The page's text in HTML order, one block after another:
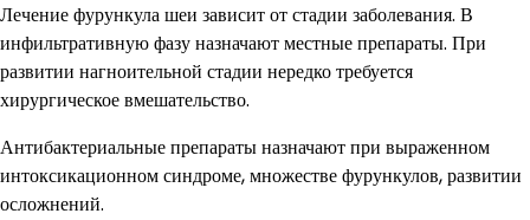
Лечение фурункула шеи зависит от стадии заболевания. В
инфильтративную фазу назначают местные препараты. При
развитии нагноительной стадии нередко требуется
хирургическое вмешательство.
Антибактериальные препараты назначают при выраженном
интоксикационном синдроме, множестве фурункулов, развитии
осложнений.